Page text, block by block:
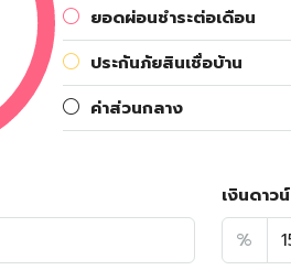
ยอดผ่อนชำระต่อเดือน
ประกันภัยสินเชื่อบ้าน
ค่าส่วนกลาง
เงินดาวน์
%